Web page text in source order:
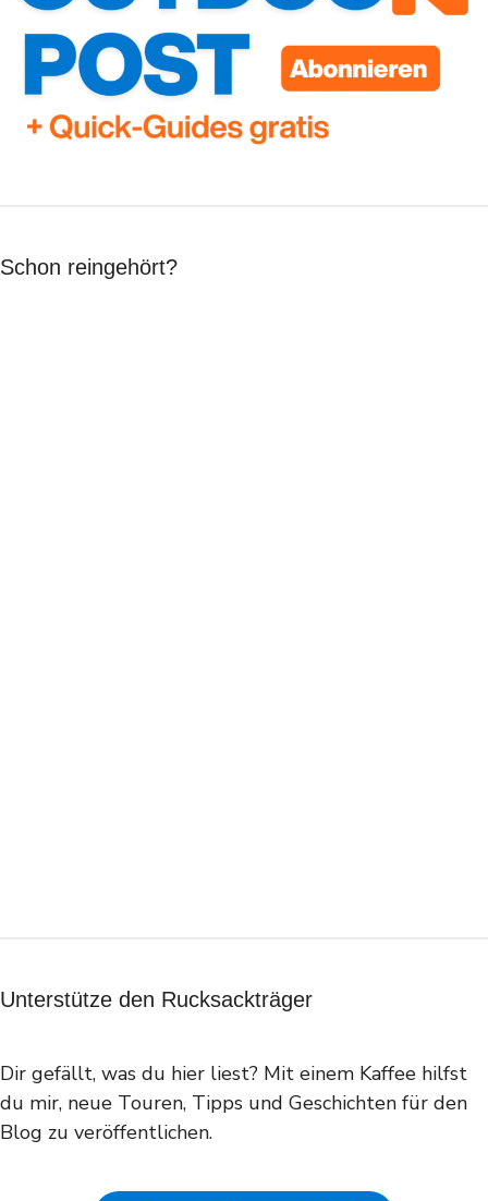
Schon reingehört?
Unterstütze den Rucksackträger
Dir gefällt, was du hier liest? Mit einem Kaffee hilfst
du mir, neue Touren, Tipps und Geschichten für den
Blog zu veröffentlichen.